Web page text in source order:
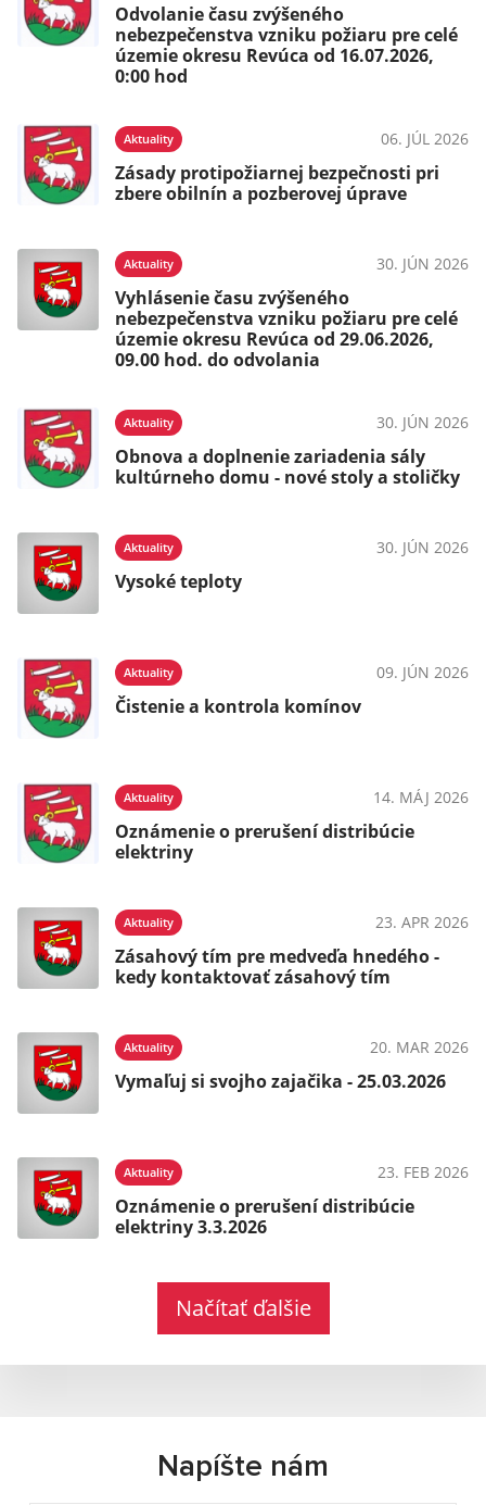
Odvolanie času zvýšeného
nebezpečenstva vzniku požiaru pre celé
územie okresu Revúca od 16.07.2026,
0:00 hod
Aktuality 06. JÚL 2026
Zásady protipožiarnej bezpečnosti pri
zbere obilnín a pozberovej úprave
Aktuality 30. JÚN 2026
Vyhlásenie času zvýšeného
nebezpečenstva vzniku požiaru pre celé
územie okresu Revúca od 29.06.2026,
09.00 hod. do odvolania
Aktuality 30. JÚN 2026
Obnova a doplnenie zariadenia sály
kultúrneho domu - nové stoly a stoličky
Aktuality 30. JÚN 2026
Vysoké teploty
Aktuality 09. JÚN 2026
Čistenie a kontrola komínov
Aktuality 14. MÁJ 2026
Oznámenie o prerušení distribúcie
elektriny
Aktuality 23. APR 2026
Zásahový tím pre medveďa hnedého -
kedy kontaktovať zásahový tím
Aktuality 20. MAR 2026
Vymaľuj si svojho zajačika - 25.03.2026
Aktuality 23. FEB 2026
Oznámenie o prerušení distribúcie
elektriny 3.3.2026
Načítať ďalšie
Napíšte nám